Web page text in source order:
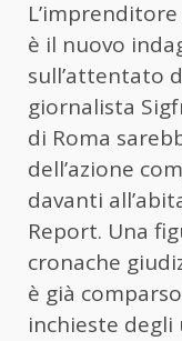
è il nuovo
sull’attentato
giornalista
di Roma
dell’azione
davanti
Report. Una
cronache
è già
inchieste